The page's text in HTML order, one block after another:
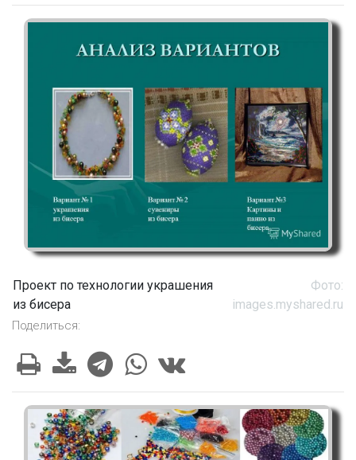
Проект по технологии украшения
из бисера
Фото:
images.myshared.ru
Поделиться: